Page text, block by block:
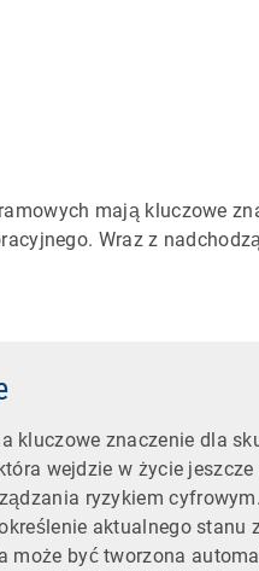
mają kluczowe
Wraz z
kluczowe znaczenie dla
wejdzie w życie
ryzykiem cyfrowym.
aktualnego stanu
może być tworzona